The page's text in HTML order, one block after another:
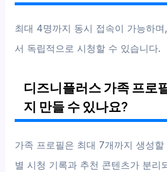
최대 4명까지 동시 접속이 가능하
서 독립적으로 시청할 수 있습니다.
디즈니플러스 가족 프로
지 만들 수 있나요?
가족 프로필은 최대 7개까지 생성
별 시청 기록과 추천 콘텐츠가 분리